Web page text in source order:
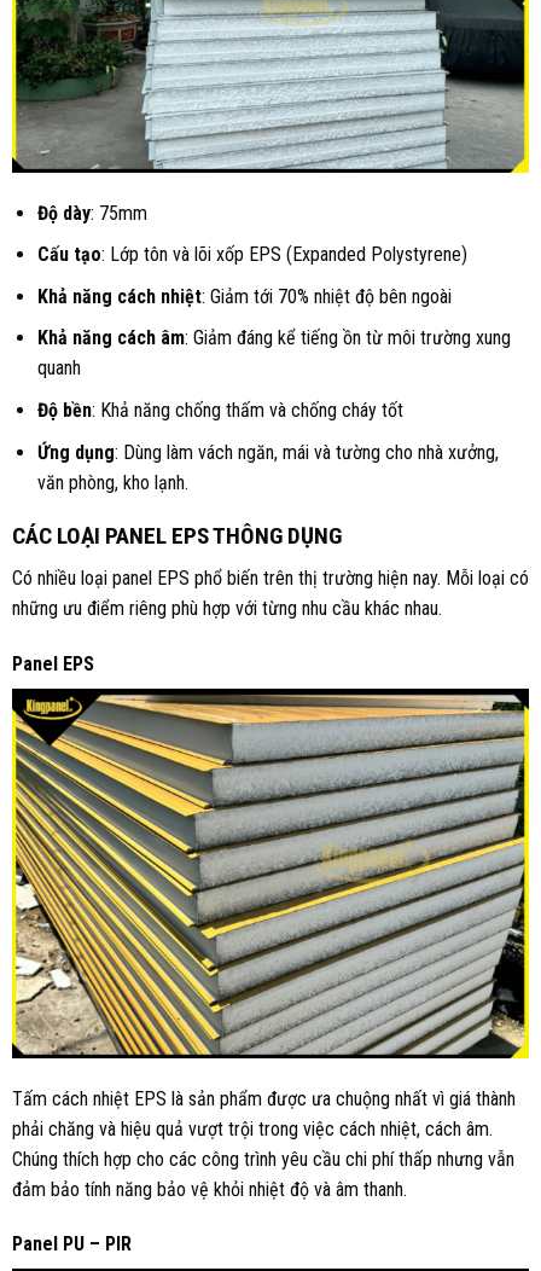
Độ dày: 75mm
Cấu tạo: Lớp tônvà lõi xốp EPS (Expanded Polystyrene)
Khả năng cách nhiệt: Giảm tới 70% nhiệt độ bên ngoài
Khả năng cách âm: Giảm đáng kể tiếng ồn từ môi trường xung
quanh
Độ bền: Khả năng chống thấm và chống cháy tốt
Ứng dụng: Dùng làm vách ngăn, mái và tường cho nhà xưởng,
văn phòng, kho lạnh.
CÁC LOẠI PANEL EPS THÔNG DỤNG
Có nhiều loại panel EPS phổ biến trên thị trường hiện nay. Mỗi loại có
những ưu điểm riêng phù hợp với từng nhu cầu khác nhau.
Panel EPS
Tấm cách nhiệt EPS là sản phẩm được ưa chuộng nhất vì giá thành
phải chăng và hiệu quả vượt trội trong việc cách nhiệt, cách âm.
Chúng thích hợp cho các công trình yêu cầu chi phí thấp nhưng vẫn
đảm bảo tính năng bảo vệ khỏi nhiệt độ và âm thanh.
Panel PU – PIR